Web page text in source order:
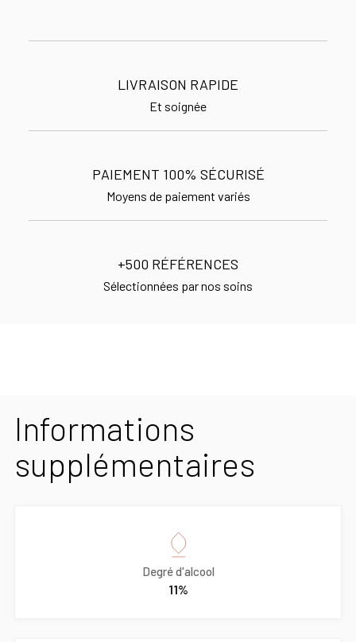
LIVRAISON RAPIDE
Et soignée
PAIEMENT 100% SÉCURISÉ
Moyens de paiement variés
+500 RÉFÉRENCES
Sélectionnées par nos soins
Informations
supplémentaires
Degré d'alcool
11%